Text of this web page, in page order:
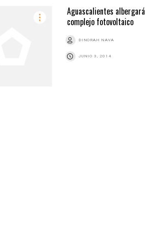
Aguascalientes albergará
complejo fotovoltaico
DINORAH NAVA
JUNIO 3, 2014